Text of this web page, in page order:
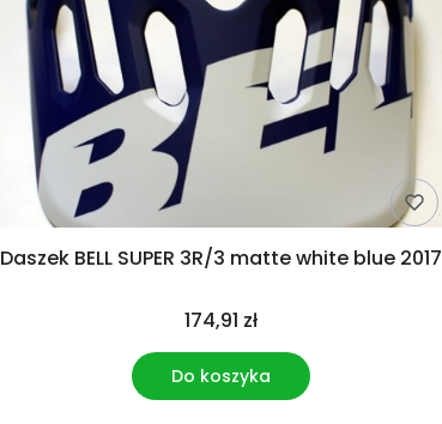
Daszek BELL SUPER 3R/3 matte white blue 2017
174,91 zł
Do koszyka